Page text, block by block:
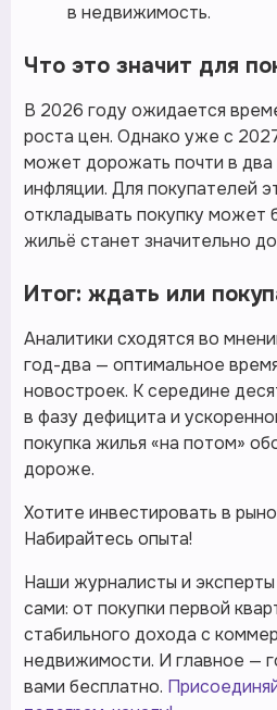
в недвижимость.
Что это значит для
В 2026 году ожидается
роста цен. Однако уже с
может дорожать почти в два
инфляции. Для покупателей
откладывать покупку может
жильё станет значительно
Итог: ждать или
Аналитики сходятся во
год-два — оптимальное
новостроек. К середине
в фазу дефицита и
покупка жилья «на потом»
дороже.
Хотите инвестировать в
Набирайтесь опыта!
Наши журналисты и
сами: от покупки первой
стабильного дохода с
недвижимости. И главное —
вами бесплатно.